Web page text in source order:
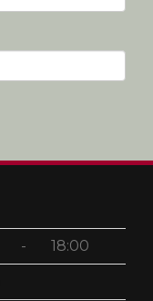
- 18:00